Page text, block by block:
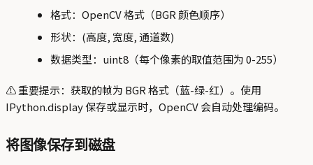
格式：OpenCV 格式（BGR 颜色顺序）
形状：(高度, 宽度, 通道数)
数据类型：uint8（每个像素的取值范围为 0-255）
⚠️ 重要提示：获取的帧为 BGR 格式（蓝-绿-红）。使用
IPython.display 保存或显示时，OpenCV 会自动处理编码。
将图像保存到磁盘